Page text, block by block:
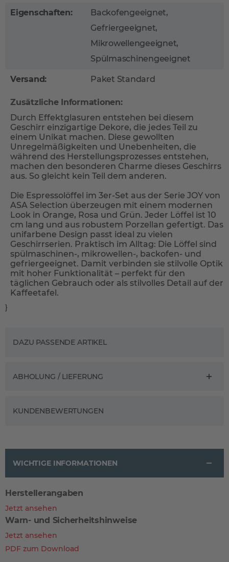
Eigenschaften:
Backofengeeignet,
Gefriergeeignet,
Mikrowellengeeignet,
Spülmaschinengeeignet
Versand: Paket Standard
Zusätzliche Informationen:
Durch Effektglasuren entstehen bei diesem
Geschirr einzigartige Dekore, die jedes Teil zu
einem Unikat machen. Diese gewollten
Unregelmäßigkeiten und Unebenheiten, die
während des Herstellungsprozesses entstehen,
machen den besonderen Charme dieses Geschirrs
aus. So gleicht kein Teil dem anderen.
Die Espressolöffel im 3er-Set aus der Serie JOY von
ASA Selection überzeugen mit einem modernen
Look in Orange, Rosa und Grün. Jeder Löffel ist 10
cm lang und aus robustem Porzellan gefertigt. Das
unifarbene Design passt ideal zu vielen
Geschirrserien. Praktisch im Alltag: Die Löffel sind
spülmaschinen-, mikrowellen-, backofen- und
gefriergeeignet. Damit verbinden sie stilvolle Optik
mit hoher Funktionalität – perfekt für den
täglichen Gebrauch oder als stilvolles Detail auf der
Kaffeetafel.
}
DAZU PASSENDE ARTIKEL
ABHOLUNG / LIEFERUNG
KUNDENBEWERTUNGEN
WICHTIGE INFORMATIONEN
Herstellerangaben
Jetzt ansehen
Warn- und Sicherheitshinweise
Jetzt ansehen
PDF zum Download